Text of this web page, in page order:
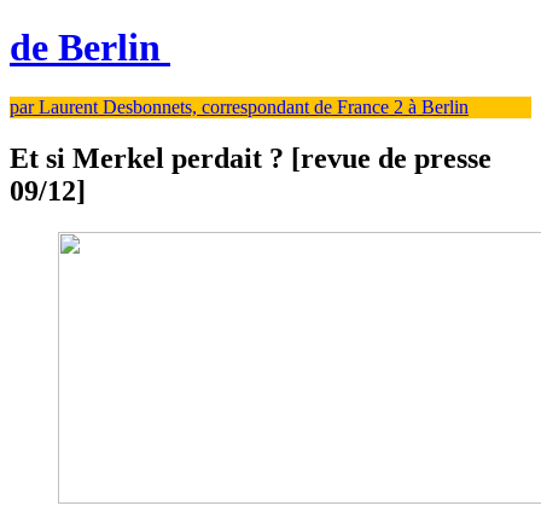
de Berlin
par Laurent Desbonnets, correspondant de France 2 à Berlin
Et si Merkel perdait ? [revue de presse
09/12]